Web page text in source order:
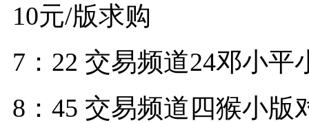
10元/版求购
7：22 交易频道24邓小平
8：45 交易频道四猴小版